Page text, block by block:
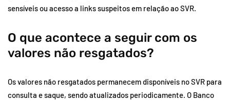
sensíveis ou acesso a links suspeitos em relação ao SVR.
O que acontece a seguir com os
valores não resgatados?
Os valores não resgatados permanecem disponíveis no SVR para
consulta e saque, sendo atualizados periodicamente. O Banco